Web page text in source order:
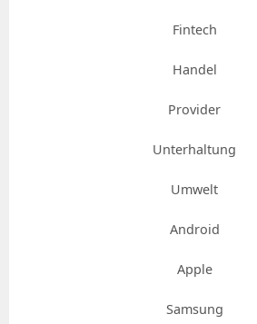
Fintech
Handel
Provider
Unterhaltung
Umwelt
Android
Apple
Samsung